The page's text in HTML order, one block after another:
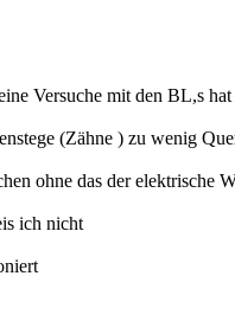
Versuche mit den BL,s
(Zähne ) zu wenig
ohne das der
ich nicht